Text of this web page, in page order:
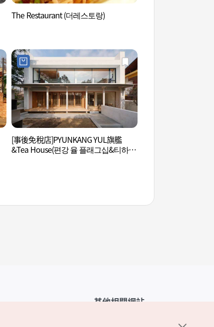
The Restaurant (더레스토랑)
[事後免稅店]PYUNKANG YUL旗艦
&Tea House(편강 율 플래그십&티하우
其他相關網站